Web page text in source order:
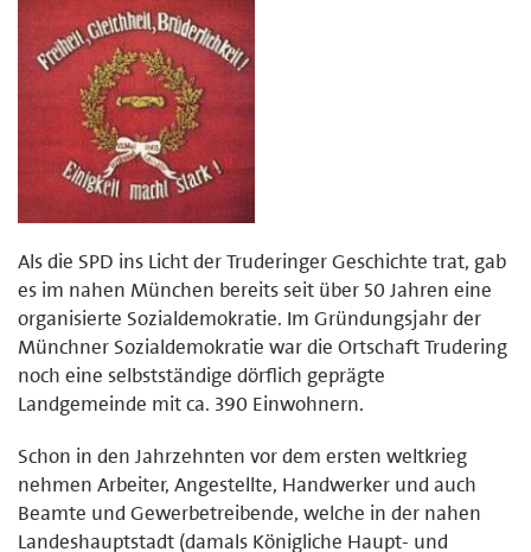
Als die SPD ins Licht der Truderinger Geschichte trat, gab
es im nahen München bereits seit über 50 Jahren eine
organisierte Sozialdemokratie. Im Gründungsjahr der
Münchner Sozialdemokratie war die Ortschaft Trudering
noch eine selbstständige dörflich geprägte
Landgemeinde mit ca. 390 Einwohnern.
Schon in den Jahrzehnten vor dem ersten weltkrieg
nehmen Arbeiter, Angestellte, Handwerker und auch
Beamte und Gewerbetreibende, welche in der nahen
Landeshauptstadt (damals Königliche Haupt- und